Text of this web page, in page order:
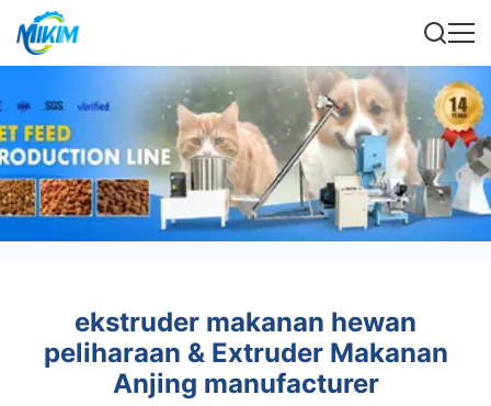
ekstruder makanan hewan
peliharaan & Extruder Makanan
Anjing manufacturer